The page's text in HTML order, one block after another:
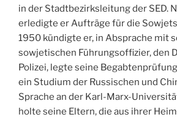
in der Stadtbezirksleitung der SED.
erledigte er Aufträge für die
1950 kündigte er, in Absprache mit
sowjetischen Führungsoffizier, den
Polizei, legte seine
ein Studium der Russischen und
Sprache an der Karl-Marx-
holte seine Eltern, die aus ihrer